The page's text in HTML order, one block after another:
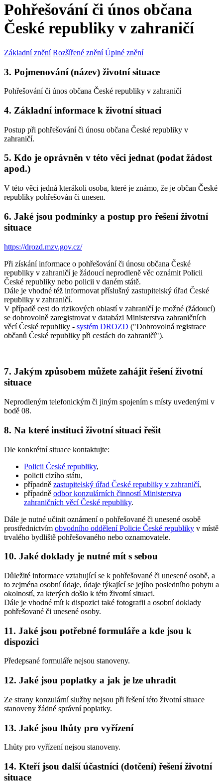
Pohřešování či únos občana
České republiky v zahraničí
Základní znění Rozšířené znění Úplné znění
3. Pojmenování (název) životní situace
Pohřešování či únos občana České republiky v zahraničí
4. Základní informace k životní situaci
Postup při pohřešování či únosu občana České republiky v
zahraničí.
5. Kdo je oprávněn v této věci jednat (podat žádost
apod.)
V této věci jedná kterákoli osoba, které je známo, že je občan České
republiky pohřešován či unesen.
6. Jaké jsou podmínky a postup pro řešení životní
situace
https://drozd.mzv.gov.cz/
Při získání informace o pohřešování či únosu občana České
republiky v zahraničí je žádoucí neprodleně věc oznámit Policii
České republiky nebo policii v daném státě.
Dále je vhodné též informovat příslušný zastupitelský úřad České
republiky v zahraničí.
V případě cest do rizikových oblastí v zahraničí je možné (žádoucí)
se dobrovolně zaregistrovat v databázi Ministerstva zahraničních
věcí České republiky - systém DROZD ("Dobrovolná registrace
občanů České republiky při cestách do zahraničí").
7. Jakým způsobem můžete zahájit řešení životní
situace
Neprodleným telefonickým či jiným spojením s místy uvedenými v
bodě 08.
8. Na které instituci životní situaci řešit
Dle konkrétní situace kontaktujte:
Policii České republiky,
policii cizího státu,
případně zastupitelský úřad České republiky v zahraničí,
případně odbor konzulárních činností Ministerstva
zahraničních věcí České republiky.
Dále je nutné učinit oznámení o pohřešované či unesené osobě
prostřednictvím obvodního oddělení Policie České republiky v místě
trvalého bydliště pohřešovaného nebo oznamovatele.
10. Jaké doklady je nutné mít s sebou
Důležité informace vztahující se k pohřešované či unesené osobě, a
to zejména osobní údaje, údaje týkající se jejího posledního pobytu a
okolností, za kterých došlo k této životní situaci.
Dále je vhodné mít k dispozici také fotografii a osobní doklady
pohřešované či unesené osoby.
11. Jaké jsou potřebné formuláře a kde jsou k
dispozici
Předepsané formuláře nejsou stanoveny.
12. Jaké jsou poplatky a jak je lze uhradit
Ze strany konzulární služby nejsou při řešení této životní situace
stanoveny žádné správní poplatky.
13. Jaké jsou lhůty pro vyřízení
Lhůty pro vyřízení nejsou stanoveny.
14. Kteří jsou další účastníci (dotčení) řešení životní
situace